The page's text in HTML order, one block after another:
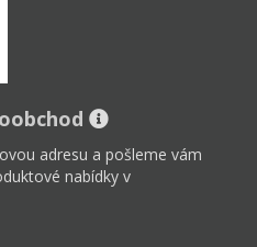
adresu a pošleme vám
nabídky v